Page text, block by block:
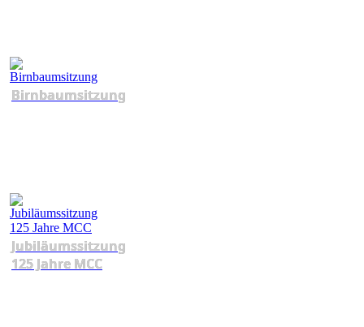
Birnbaumsitzung
Jubiläumssitzung
125 Jahre MCC